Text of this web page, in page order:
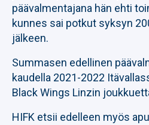
päävalmentajana hän ehti
kunnes sai potkut syksyn
jälkeen.
Summasen edellinen
kaudella 2021-2022
Black Wings Linzin
HIFK etsii edelleen myös